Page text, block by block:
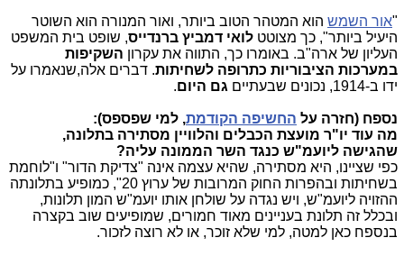
"אור השמש הוא המטהר הטוב ביותר, ואור המנורה הוא השוטר
היעיל ביותר", כך מצוטט לואי דמביץ ברנדייס, שופט בית המשפט
העליון של ארה"ב. באומרו כך, התווה את עקרון השקיפות
במערכות הציבוריות כתרופה לשחיתות. דברים אלה,שנאמרו על
ידו ב-1914, נכונים שבעתיים
גם היום.
נספח (חזרה על החשיפה הקודמת, למי שפספס):
מה עוד יו"ר מועצת הכבלים והלוויין מסתירה בתלונה,
שהגישה ליועמ"ש כנגד השר הממונה עליה?
כפי שציינו, היא מסתירה, שהיא עצמה אינה "צדיקת הדור" ו"לוחמת
בשחיתות ובהפרות החוק המרובות של ערוץ 20", כמופיע בתלונתה
ההזויה ליועמ"ש, ויש נגדה על שולחן אותו יועמ"ש המון תלונות,
ובכלל זה תלונת בעניינים מאוד חמורים, שמופיעים שוב בקצרה
בנספח כאן למטה, למי שלא זוכר, או לא רוצה לזכור.